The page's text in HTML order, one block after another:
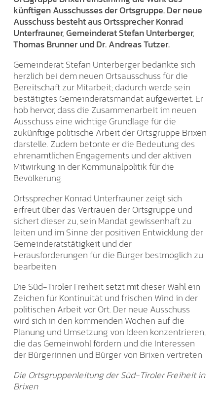
künftigen Ausschusses der Ortsgruppe.Der neue
Ausschuss besteht aus Ortssprecher Konrad
Unterfrauner, Gemeinderat Stefan Unterberger,
Thomas Brunner und Dr. Andreas Tutzer.
Gemeinderat Stefan Unterberger bedankte sich
herzlich bei dem neuen Ortsausschuss für die
Bereitschaft zur Mitarbeit; dadurch werde sein
bestätigtes Gemeinderatsmandat aufgewertet. Er
hob hervor, dass die Zusammenarbeit im neuen
Ausschuss eine wichtige Grundlage für die
zukünftige politische Arbeit der Ortsgruppe Brixen
darstelle. Zudem betonte er die Bedeutung des
ehrenamtlichen Engagements und der aktiven
Mitwirkung in der Kommunalpolitik für die
Bevölkerung.
Ortssprecher Konrad Unterfrauner zeigt sich
erfreut über das Vertrauen der Ortsgruppe und
sichert dieser zu, sein Mandat gewissenhaft zu
leiten und im Sinne der positiven Entwicklung der
Gemeinderatstätigkeit und der
Herausforderungen für die Bürger bestmöglich zu
bearbeiten.
Die Süd-Tiroler Freiheit setzt mit dieser Wahl ein
Zeichen für Kontinuität und frischen Wind in der
politischen Arbeit vor Ort. Der neue Ausschuss
wird sich in den kommenden Wochen auf die
Planung und Umsetzung von Ideen konzentrieren,
die das Gemeinwohl fördern und die Interessen
der Bürgerinnen und Bürger von Brixen vertreten.
Die Ortsgruppenleitung der Süd-Tiroler Freiheit in
Brixen